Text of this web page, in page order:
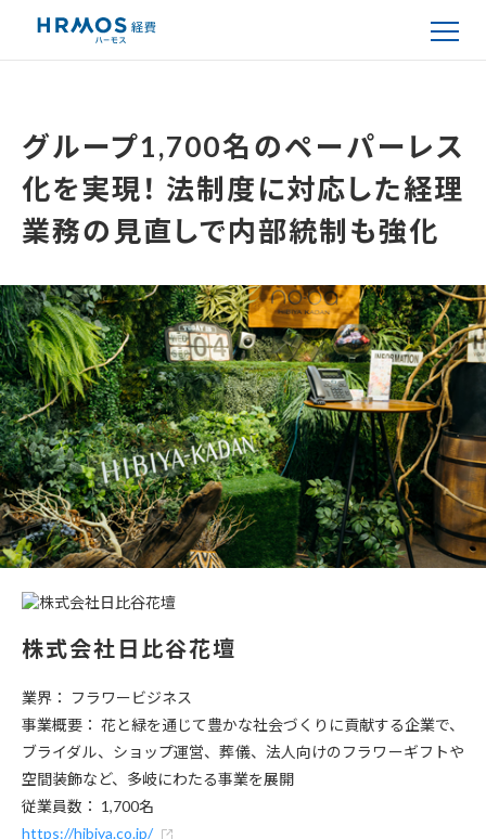
グループ1,700名のペーパーレス
化を実現！ 法制度に対応した経理
業務の見直しで内部統制も強化
株式会社日比谷花壇
業界： フラワービジネス
事業概要： 花と緑を通じて豊かな社会づくりに貢献する企業で、
ブライダル、ショップ運営、葬儀、法人向けのフラワーギフトや
空間装飾など、多岐にわたる事業を展開
従業員数： 1,700名
https://hibiya.co.jp/